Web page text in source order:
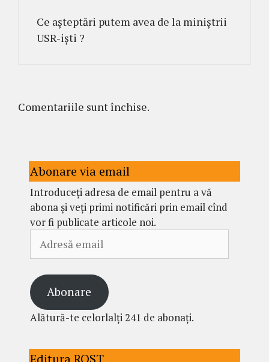
Ce așteptări putem avea de la miniștrii
USR-iști ?
Comentariile sunt închise.
Abonare via email
Introduceți adresa de email pentru a vă
abona și veți primi notificări prin email cînd
vor fi publicate articole noi.
email
Abonare
Alătură-te celorlalți 241 de abonați.